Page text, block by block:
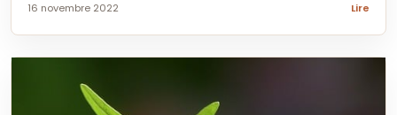
16 novembre 2022 Lire